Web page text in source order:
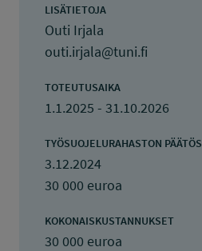
LISÄTIETOJA
Outi Irjala
outi.irjala@tuni.fi
TOTEUTUSAIKA
1.1.2025 - 31.10.2026
TYÖSUOJELURAHASTON PÄÄTÖS
3.12.2024
30 000 euroa
KOKONAISKUSTANNUKSET
30 000 euroa